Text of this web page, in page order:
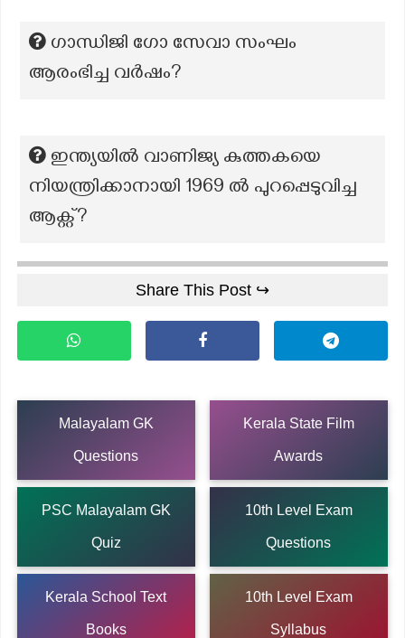
ഗാന്ധിജി ഗോ സേവാ സംഘം
ആരംഭിച്ച വർഷം?
ഇന്ത്യയിൽ വാണിജ്യ കുത്തകയെ
നിയന്ത്രിക്കാനായി 1969 ൽ പുറപ്പെടുവിച്ച
ആക്റ്റ്?
Share This Post ↪
Malayalam GK
Questions
Kerala State Film
Awards
PSC Malayalam GK
Quiz
10th Level Exam
Questions
Kerala School Text
Books
10th Level Exam
Syllabus